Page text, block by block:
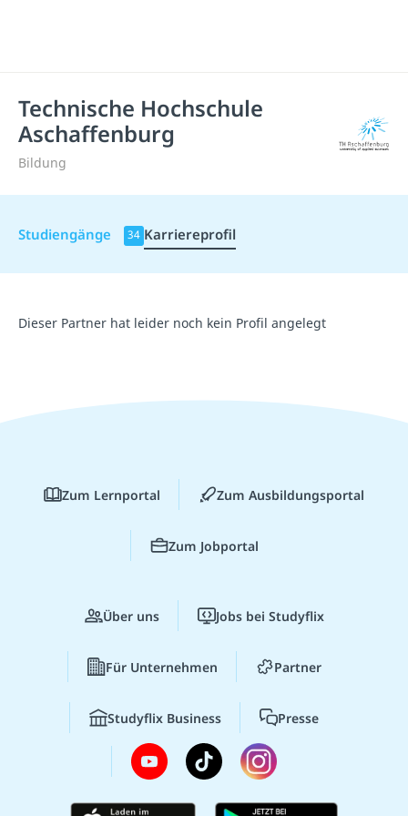
Technische Hochschule
Aschaffenburg
Bildung
Studiengänge 34 Karriereprofil
Dieser Partner hat leider noch kein Profil angelegt
Zum Lernportal Zum Ausbildungsportal
Zum Jobportal
Über uns Jobs bei Studyflix
Für Unternehmen Partner
Studyflix Business Presse